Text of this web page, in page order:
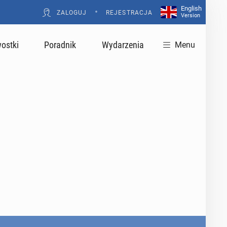
ZALOGUJ • REJESTRACJA
English
Version
Poradnik Wydarzenia Menu